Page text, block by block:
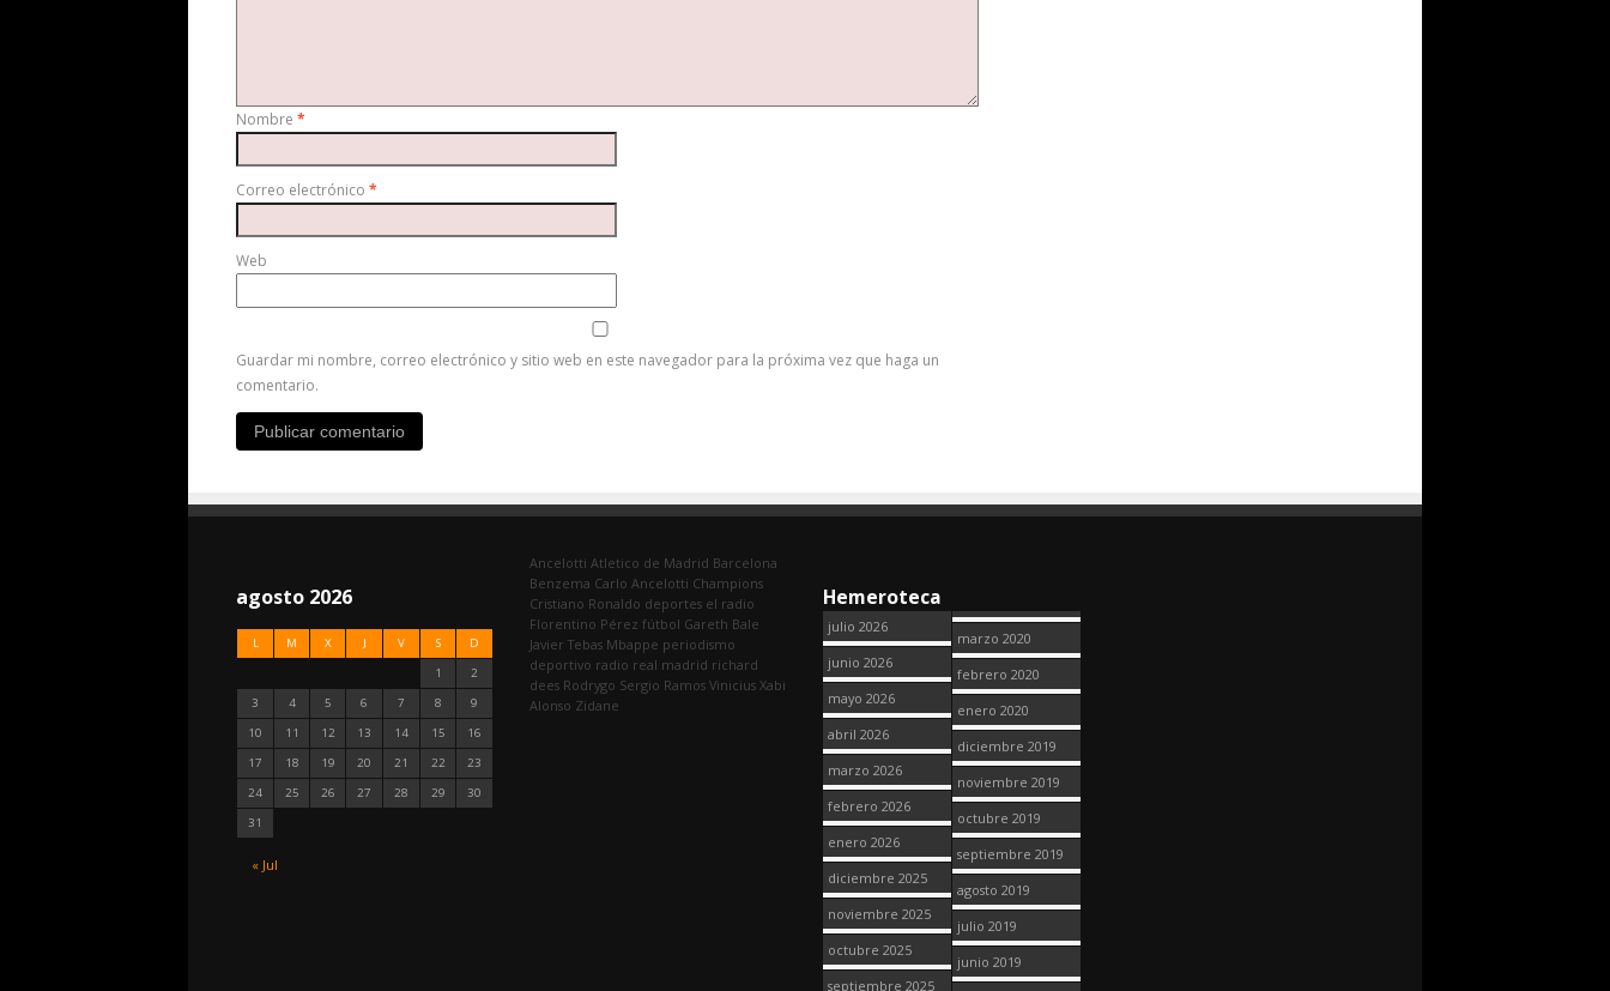
Nombre *
Correo electrónico *
Web
Guardar mi nombre, correo electrónico y sitio web en este navegador para la próxima vez que haga un
comentario.
agosto 2026
L M X J V S D
« Jul
1
2
3
4 5 6 7 8
9
10
11 12 13 14 15
16
17
18 19 20 21 22
23
24
25 26 27 28 29
30
31
Ancelotti Atletico de Madrid Barcelona
Benzema Carlo Ancelotti Champions
Cristiano Ronaldo deportes el radio
Florentino Pérez fútbol Gareth Bale
Javier Tebas Mbappe periodismo
deportivo radio real madrid richard
dees Rodrygo Sergio Ramos Vinicius Xabi
Alonso Zidane
Hemeroteca
julio 2026
junio 2026
mayo 2026
abril 2026
marzo 2026
febrero 2026
enero 2026
diciembre 2025
noviembre 2025
octubre 2025
septiembre 2025
marzo 2020
febrero 2020
enero 2020
diciembre 2019
noviembre 2019
octubre 2019
septiembre 2019
agosto 2019
julio 2019
junio 2019